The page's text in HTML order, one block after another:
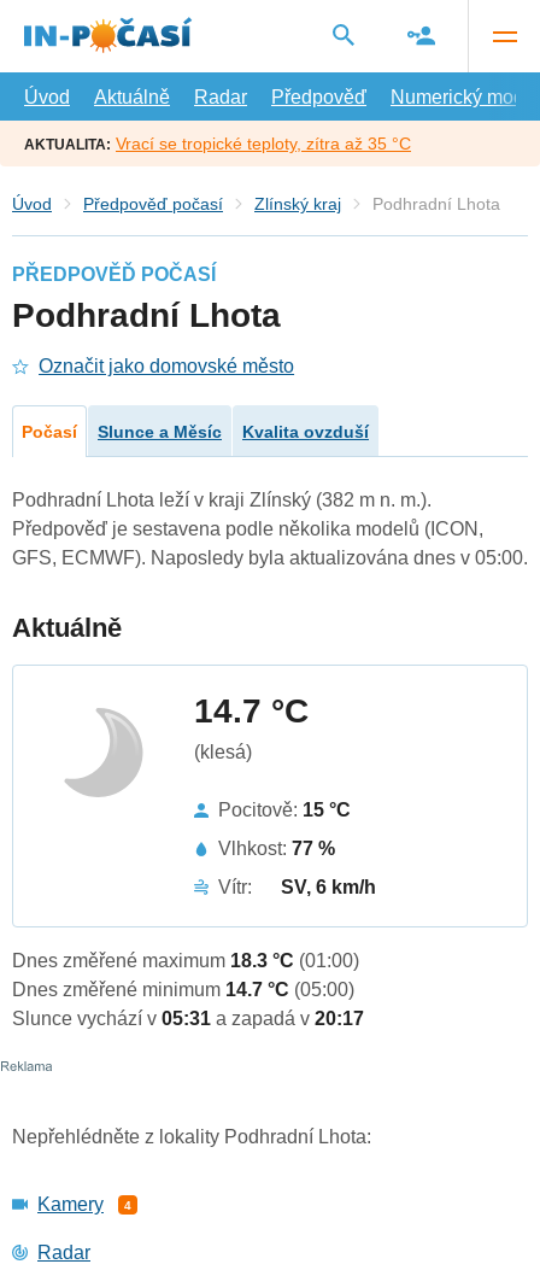
hlavní
Úvod
Aktuálně Radar Předpověď Numerický model
AKTUALITA: Vrací se tropické teploty, zítra až 35 °C
Úvod Předpověď počasí Zlínský kraj Podhradní Lhota
PŘEDPOVĚĎ POČASÍ
Podhradní Lhota
Označit jako domovské město
Počasí Slunce a Měsíc Kvalita ovzduší
Podhradní Lhota leží v kraji Zlínský (382 m n. m.).
Předpověď je sestavena podle několika modelů (ICON,
GFS, ECMWF). Naposledy byla aktualizována dnes v 05:00.
Aktuálně
14.7 °C
(klesá)
Pocitově: 15 °C
Vlhkost: 77 %
Vítr:
SV, 6 km/h
Dnes změřené maximum 18.3 °C (01:00)
Dnes změřené minimum 14.7 °C (05:00)
Slunce vychází v 05:31 a zapadá v 20:17
Nepřehlédněte z lokality Podhradní Lhota:
Kamery 4
Radar